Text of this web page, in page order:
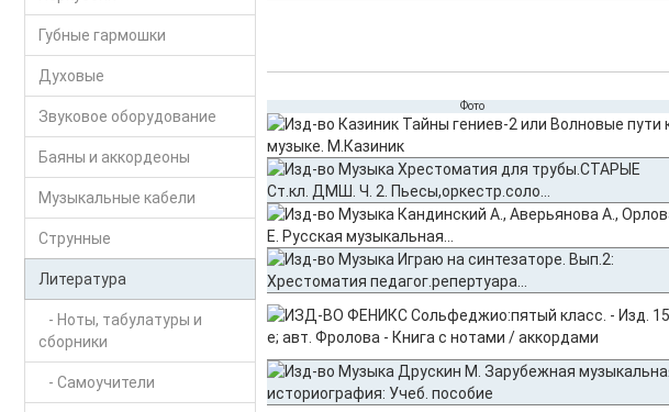
Губные гармошки
Духовые
Звуковое оборудование
Баяны и аккордеоны
Музыкальные кабели
Струнные
Литература
- Ноты, табулатуры и
сборники
- Самоучители
Фото